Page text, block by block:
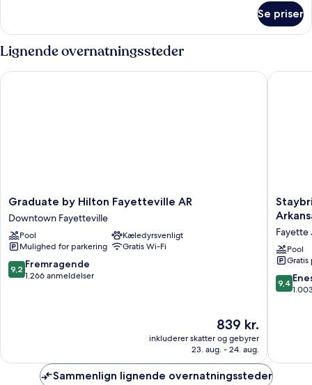
med
sovesofa
-
1
kingsize-
seng
med
Se priser
Lignende overnatningssteder
Graduate
by
Hilton
Fayetteville
AR
Downtown
Fayetteville
Graduate by Hilton Fayetteville AR
Downtown Fayetteville
Pool
Kæledyrsvenligt
Mulighed for parkering
Gratis Wi-Fi
9.2
ud
9,2 Fremragende
1.266 anmeldelser
Prisen
839 kr.
839 kr.
inkluderer skatter og gebyrer
23. aug. - 24. aug.
Graduate by Hilton Fayetteville AR
Suites
Of
by
IHG
Fayette
Fayette
Pool
Gratis
9.4
ud
9,4
Sammenlign lignende overnatningssteder